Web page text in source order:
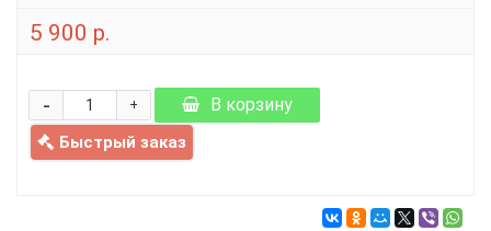
5 900 р.
+
- В корзину
Быстрый заказ